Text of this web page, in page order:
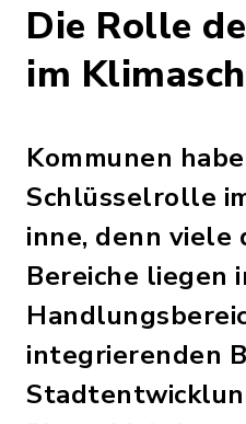
Die Rolle
im
Kommunen
Schlüsselrolle
inne, denn
Bereiche liegen
integrierenden